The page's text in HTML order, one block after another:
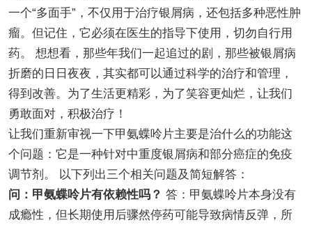
一个“多面手”，不仅用于治疗银屑病，还包括多种恶性肿
瘤。但记住，它必须在医生的指导下使用，切勿自行用
药。 想想看，那些年我们一起追过的剧，那些被银屑病
折磨的日日夜夜，其实都可以通过科学的治疗和管理，
得到改善。为了生活更精彩，为了笑容更灿烂，让我们
勇敢面对，积极治疗！
让我们重新审视一下甲氨蝶呤片主要是治什么的功能这
个问题：它是一种针对中重度银屑病和部分癌症的免疫
调节剂。 以下列出三个相关问题及简短解答：
问：甲氨蝶呤片有依赖性吗？ 答：甲氨蝶呤片本身没有
成瘾性，但长期使用后骤然停药可能导致病情反弹，所